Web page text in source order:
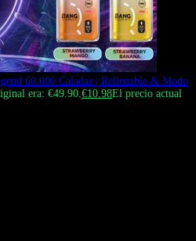
60.000 Caladas | Rellenable & Modo
era: €49.90.€10.98El precio actual